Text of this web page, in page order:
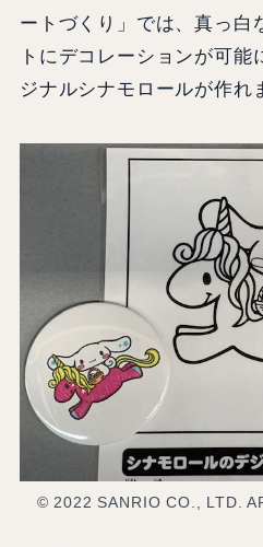
ートづくり」では、真っ白
トにデコレーションが可
ジナルシナモロールが作れ
© 2022 SANRIO CO., LTD.